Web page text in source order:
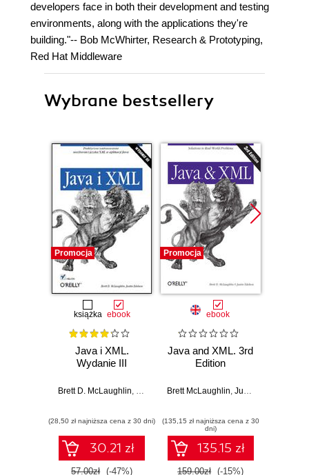
developers face in both their development and testing
environments, along with the applications they're
building."-- Bob McWhirter, Research & Prototyping,
Red Hat Middleware
Wybrane bestsellery
Promocja
książka ebook
Java i XML.
Wydanie III
Brett D. McLaughlin, Justin Edelson
(28,50 zł najniższa cena z 30 dni)
30.21 zł
57.00zł (-47%)
Promocja
ebook
Java and XML. 3rd
Edition
Brett McLaughlin, Justin Edelson
(135,15 zł najniższa cena z 30
dni)
135.15 zł
159.00zł (-15%)